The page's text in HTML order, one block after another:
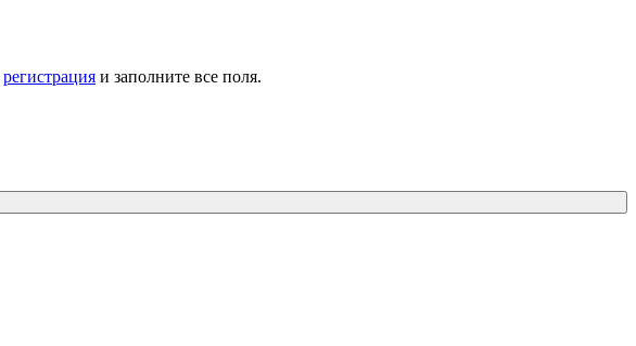
регистрация и заполните все поля.